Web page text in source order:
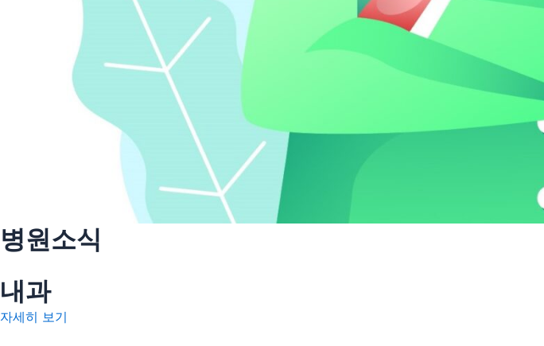
병원소식
내과
자세히 보기